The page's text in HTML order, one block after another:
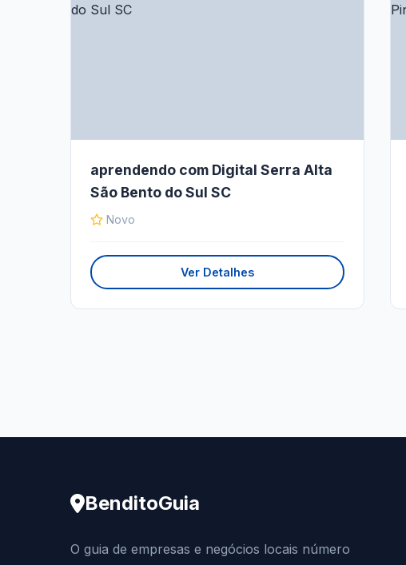
aprendendo com Digital Serra Alta
São Bento do Sul SC
Novo
Ver Detalhes
BenditoGuia
O guia de empresas e negócios locais número